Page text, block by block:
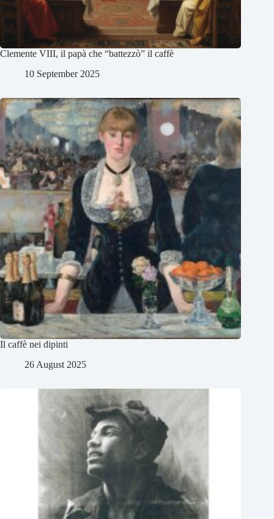
Clemente VIII, il papà che “battezzò” il caffè
10 September 2025
Il caffè nei dipinti
26 August 2025